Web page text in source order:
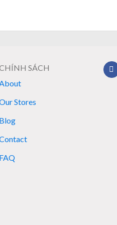
SÁCH
About
Stores
Blog
FAQ